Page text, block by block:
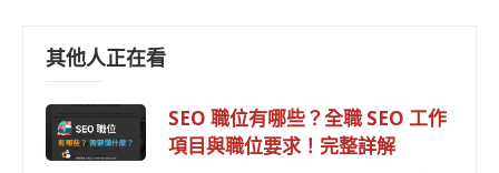
其他人正在看
SEO 職位有哪些？全職 SEO 工作
項目與職位要求！完整詳解